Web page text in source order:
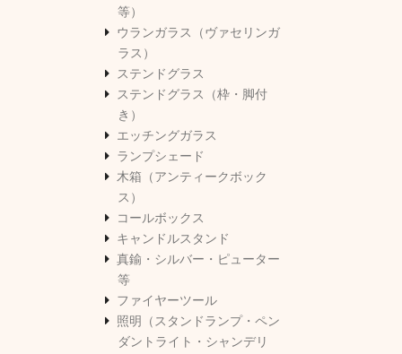
等）
ウランガラス（ヴァセリンガ
ラス）
ステンドグラス
ステンドグラス（枠・脚付
き）
エッチングガラス
ランプシェード
木箱（アンティークボック
ス）
コールボックス
キャンドルスタンド
真鍮・シルバー・ピューター
等
ファイヤーツール
照明（スタンドランプ・ペン
ダントライト・シャンデリ